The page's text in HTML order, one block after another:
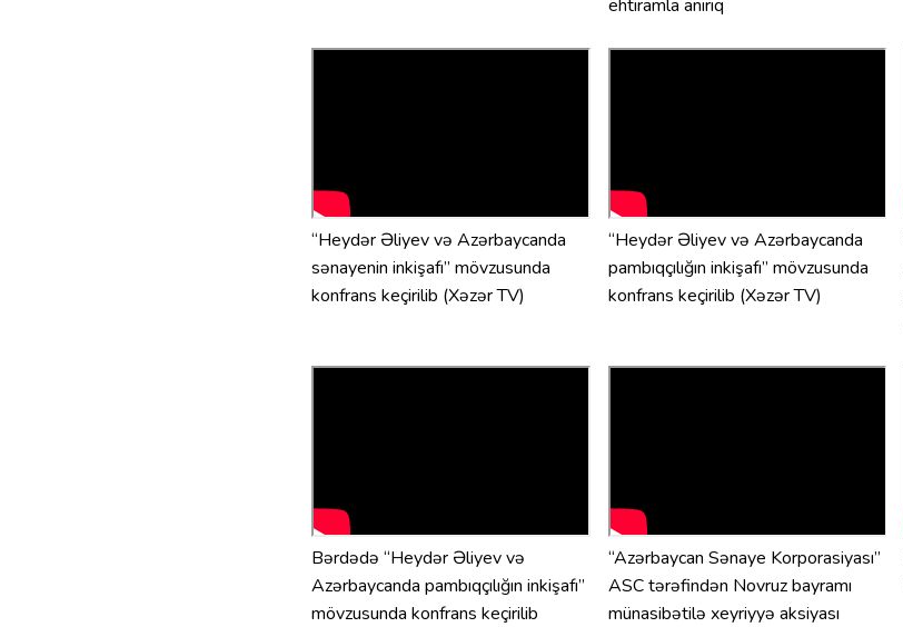
ehtiramla anırıq
“Heydər Əliyev və Azərbaycanda
sənayenin inkişafı” mövzusunda
konfrans keçirilib (Xəzər TV)
“Heydər Əliyev və Azərbaycanda
pambıqçılığın inkişafı” mövzusunda
konfrans keçirilib (Xəzər TV)
Bərdədə “Heydər Əliyev və
Azərbaycanda pambıqçılığın inkişafı”
mövzusunda konfrans keçirilib
“Azərbaycan Sənaye Korporasiyası”
ASC tərəfindən Novruz bayramı
münasibətilə xeyriyyə aksiyası